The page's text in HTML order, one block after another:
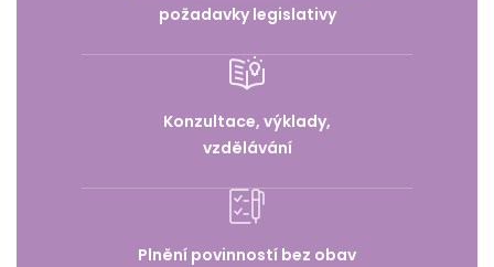
požadavky legislativy
Konzultace, výklady,
vzdělávání
Plnění povinností bez obav